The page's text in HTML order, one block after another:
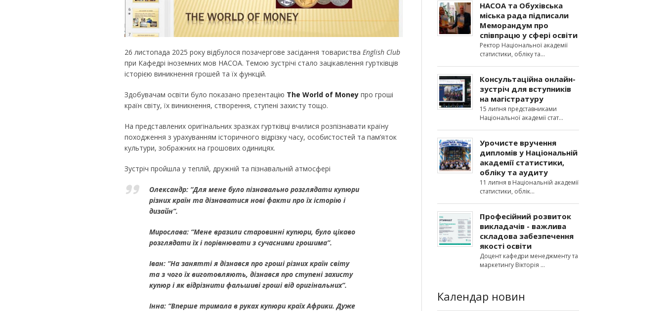
26 листопада 2025 року відбулося позачергове засідання товариства English Club
при Кафедрі іноземних мов НАСОА. Темою зустрічі стало зацікавлення гуртківців
історією виникнення грошей та їх функцій.
Здобувачам освіти було показано презентацію The World of Money про гроші
країн світу, їх виникнення, створення, ступені захисту тощо.
На представлених оригінальних зразках гуртківці вчилися розпізнавати країну
походження з урахуванням історичного відрізку часу, особистостей та пам’яток
культури, зображних на грошових одиницях.
Зустріч пройшла у теплій, дружній та пізнавальній атмосфері
Олександр: “Для мене було пізнавально розглядати купюри
різних країн та дізнаватися нові факти про їх історію і
дизайн”.
Мирослава: “Мене вразили старовинні купюри, було цікаво
розглядати їх і порівнювати з сучасними грошима”.
Іван: “На занятті я дізнався про гроші різних країн світу
та з чого їх виготовляють, дізнався про ступені захисту
купюр і як відрізнити фальшиві гроші від оригінальних”.
Інна: “Вперше тримала в руках купюри країх Африки. Дуже
НАСОА та Обухівська
міська рада підписали
Меморандум про
співпрацю у сфері освіти
Ректор Національної академії
статистики, обліку та
Консультаційна онлайн-
зустріч для вступників
на магістратуру
15 липня представниками
Національної академії стат
Урочисте вручення
дипломів у Національній
академії статистики,
обліку та аудиту
11 липня в Національній академії
статистики, облік
Професійний розвиток
викладачів - важлива
складова забезпечення
якості освіти
Доцент кафедри менеджменту та
маркетингу Вікторія
Календар новин